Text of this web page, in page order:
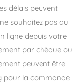
délais peuvent
souhaitez pas du
ligne depuis votre
par chèque ou
peuvent être
pour la commande